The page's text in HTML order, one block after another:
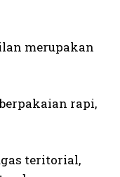
merupakan
rapi,
teritorial,